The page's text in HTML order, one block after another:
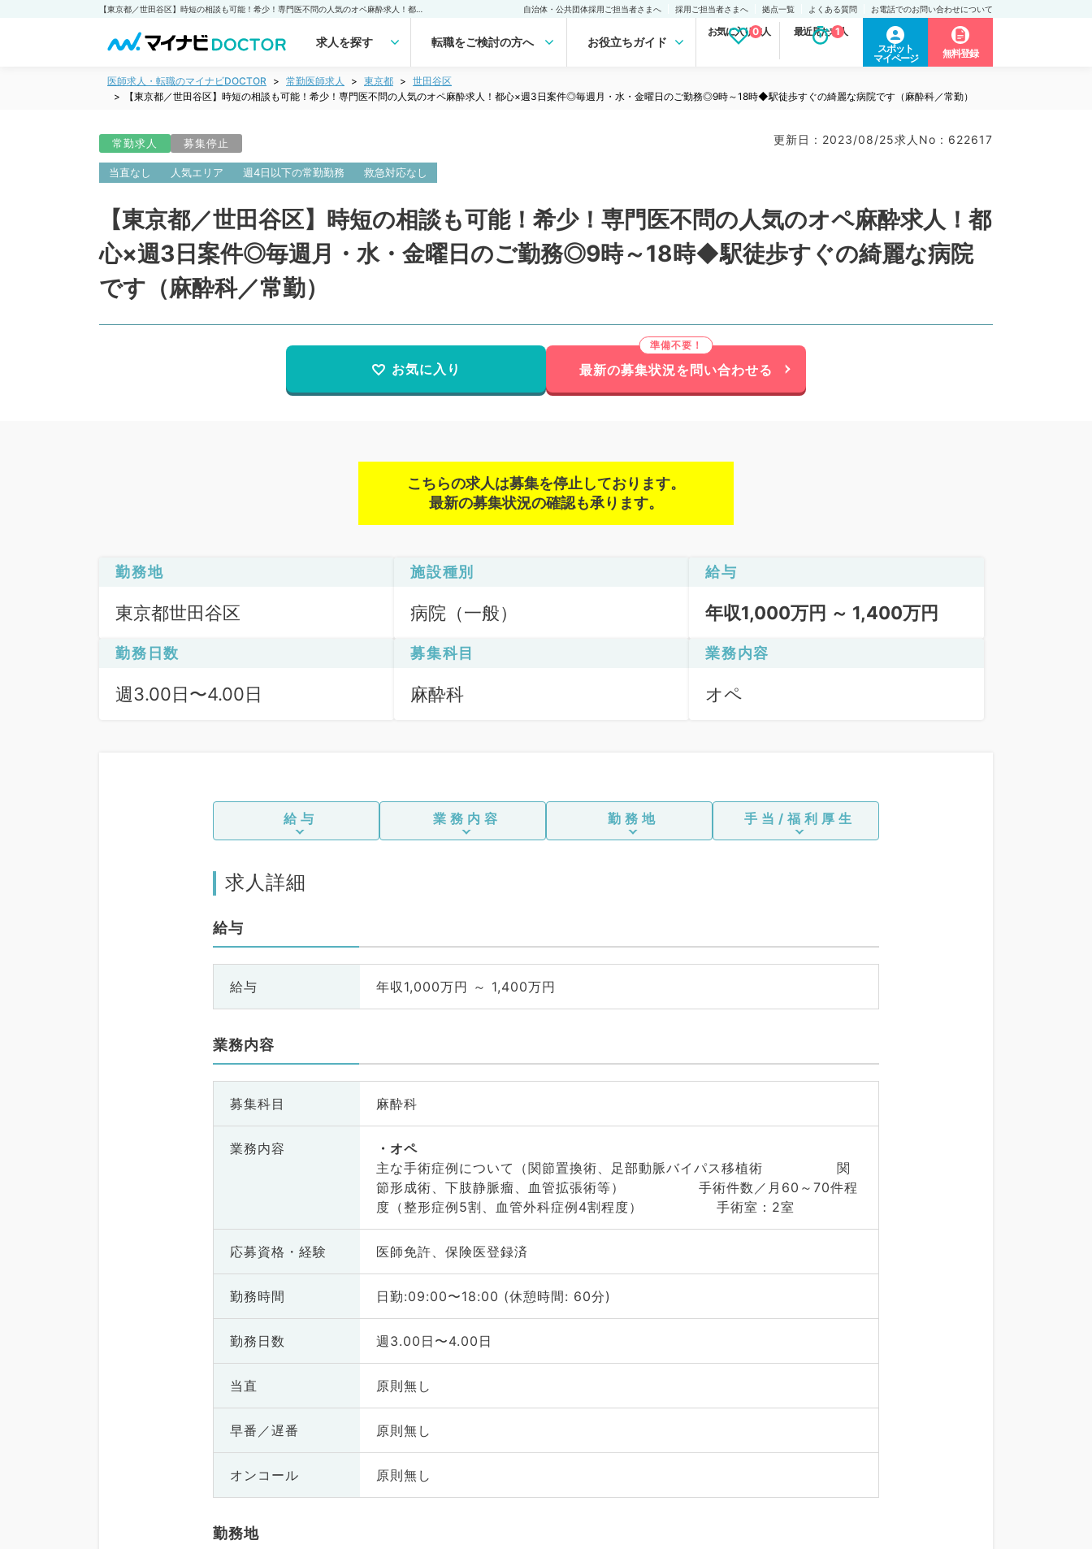
自治体・公共団体採用ご担当者さまへ 採用ご担当者さまへ 拠点一覧 よくある質問 お電話でのお問い合わせについて
求人を探す 転職をご検討の方へ お役立ちガイド
お気に入り求人
0 最近見た求人
1
スポット
マイページ
無料登録
医師求人・転職のマイナビDOCTOR 常勤医師求人 東京都
世田谷区
【東京都／世田谷区】時短の相談も可能！希少！専門医不問の人気のオペ麻酔求人！都心×週3日案件◎毎週月・水・金曜日のご勤務◎9時～18時◆駅徒歩すぐの綺麗な病院です（麻酔科／常勤）
常勤求人 募集停止 更新日 : 2023/08/25求人No : 622617
当直なし 人気エリア 週4日以下の常勤勤務 救急対応なし
【東京都／世田谷区】時短の相談も可能！希少！専門医不問の人気のオペ麻酔求人！都
心×週3日案件◎毎週月・水・金曜日のご勤務◎9時～18時◆駅徒歩すぐの綺麗な病院
です（麻酔科／常勤）
お気に入り 最新の募集状況を問い合わせる
こちらの求人は募集を停止しております。
最新の募集状況の確認も承ります。
勤務地
東京都世田谷区
施設種別
病院（一般）
給与
年収1,000万円 ～ 1,400万円
勤務日数
週3.00日〜4.00日
募集科目
麻酔科
業務内容
オペ
給与 業務内容 勤務地 手当/福利厚生
求人詳細
給与
給与 年収1,000万円 ～ 1,400万円
業務内容
募集科目 麻酔科
業務内容
オペ
主な手術症例について（関節置換術、足部動脈バイパス移植術 関
節形成術、下肢静脈瘤、血管拡張術等） 手術件数／月60～70件程
度（整形症例5割、血管外科症例4割程度） 手術室：2室
応募資格・ 経験 医師免許、保険医登録済
勤務時間 日勤:09:00〜18:00 (休憩時間: 60分)
勤務日数 週3.00日〜4.00日
当直 原則無し
早番／遅番 原則無し
オンコール 原則無し
勤務地